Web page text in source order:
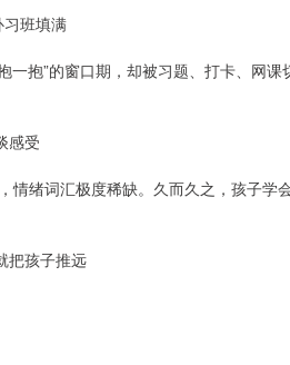
班填满
一抱”的窗口期，却被习题、打卡、网
感受
情绪词汇极度稀缺。久而久之，孩子学
把孩子推远